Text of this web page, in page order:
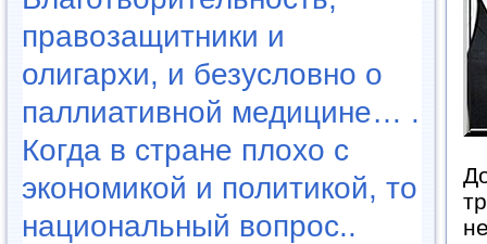
правозащитники и
олигархи, и безусловно о
паллиативной медицине… .
Когда в стране плохо с
экономикой и политикой, то
национальный вопрос..